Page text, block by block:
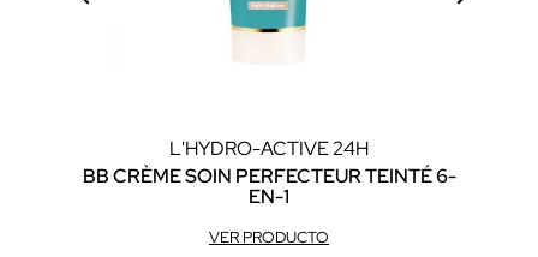
L'HYDRO-ACTIVE 24H
BB CRÈME SOIN PERFECTEUR TEINTÉ 6-
EN-1
VER PRODUCTO